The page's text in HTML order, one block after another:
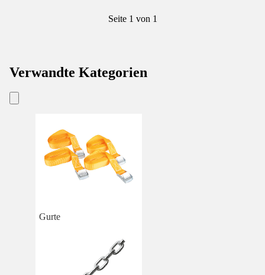
Seite 1 von 1
Verwandte Kategorien
Gurte